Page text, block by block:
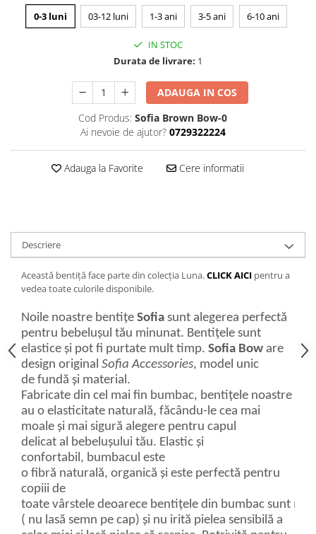
0-3 luni 03-12 luni 1-3 ani 3-5 ani 6-10 ani
IN STOC
Durata de livrare: 1
ADAUGA IN COS
Cod Produs: Sofia Brown Bow-0
Ai nevoie de ajutor? 0729322224
Adauga la Favorite Cere informatii
Descriere
Această bentiță face parte din colecția Luna.CLICK AICI pentru a
vedea toate culorile disponibile.
Noile noastre bentițe Sofia sunt alegerea perfectă
pentru bebelușul tău minunat. Bentițele sunt
elastice și pot fi purtate mult timp. Sofia Bow are
design original Sofia Accessories, model unic
de fundă și material.
Fabricate din cel mai fin bumbac, bentițele noastre
au o elasticitate naturală, făcându-le cea mai
moale și mai sigură alegere pentru capul
delicat al bebelușului tău. Elastic și
confortabil, bumbacul este
o fibră naturală, organică și este perfectă pentru
copiii de
toate vârstele deoarece bentițele din bumbac sunt moi
( nu lasă semn pe cap) și nu irită pielea sensibilă a